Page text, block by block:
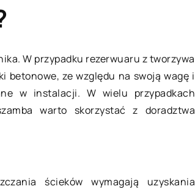
W przypadku rezerwuaru z tworzywa
ze względu na swoją wagę i
w instalacji. W wielu przypadkach
warto skorzystać z doradztwa
ścieków wymagają uzyskania
TECHNOLOGIE